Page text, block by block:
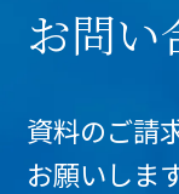
お問い
資料のご請
お願いします